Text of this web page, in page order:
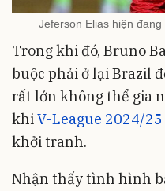
Jeferson Elias hiện
Trong khi đó, Bruno
buộc phải ở lại Brazil
rất lớn không thể gia
khiV-League 2024/25
khởi tranh.
Nhận thấy tình hình